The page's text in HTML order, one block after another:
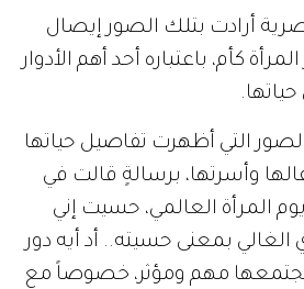
أرادت بتلك الصور إيصال
كأم، باعتباره أحد أهم الأدوار
حياتها.
التي أظهرت تفاصيل حياتها
وأسرتها، برسالةٍ قالت في
المرأة العالمي، حسيت إني
بمعنى حسيته.. أد أيه دور
مهم ومؤثر، خصوصاً مع